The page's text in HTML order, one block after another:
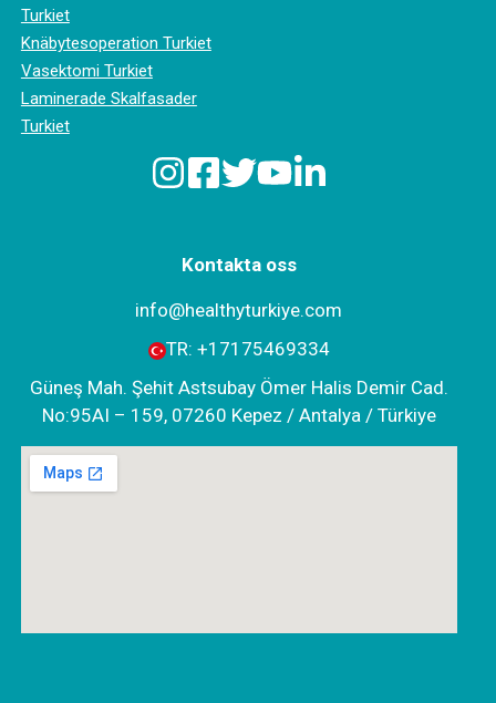
Turkiet
Knäbytesoperation Turkiet
Vasektomi Turkiet
Laminerade Skalfasader
Turkiet
Kontakta oss
info@healthyturkiye.com
TR: +‪17175469334‬
Güneş Mah. Şehit Astsubay Ömer Halis Demir Cad.
No:95AI – 159, 07260 Kepez / Antalya / Türkiye